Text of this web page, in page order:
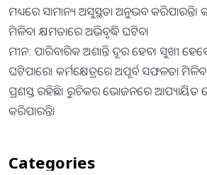
ମଧ୍ୟରେ ସାମାନ୍ୟ ଅସୁସ୍ଥତା ଅନୁଭବ କରିପାରନ୍ତି।
ମିଳିବ। କ୍ଷମତାରେ ଅଭିବୃଦ୍ଧି ଘଟିବ।
ମୀନ: ପାରିବାରିକ ଅଶାନ୍ତି ଦୂର ହେବ। ସୁଖୀ
ଘଟିପାରେ। କର୍ମକ୍ଷେତ୍ରରେ ଅପୂର୍ବ ସଫଳତା
ପ୍ରଶସ୍ତ ରହିଛି। ରୁଚିକର ଭୋଜନରେ ଆପ୍ୟାୟିତ
କରିପାରନ୍ତି।
Categories